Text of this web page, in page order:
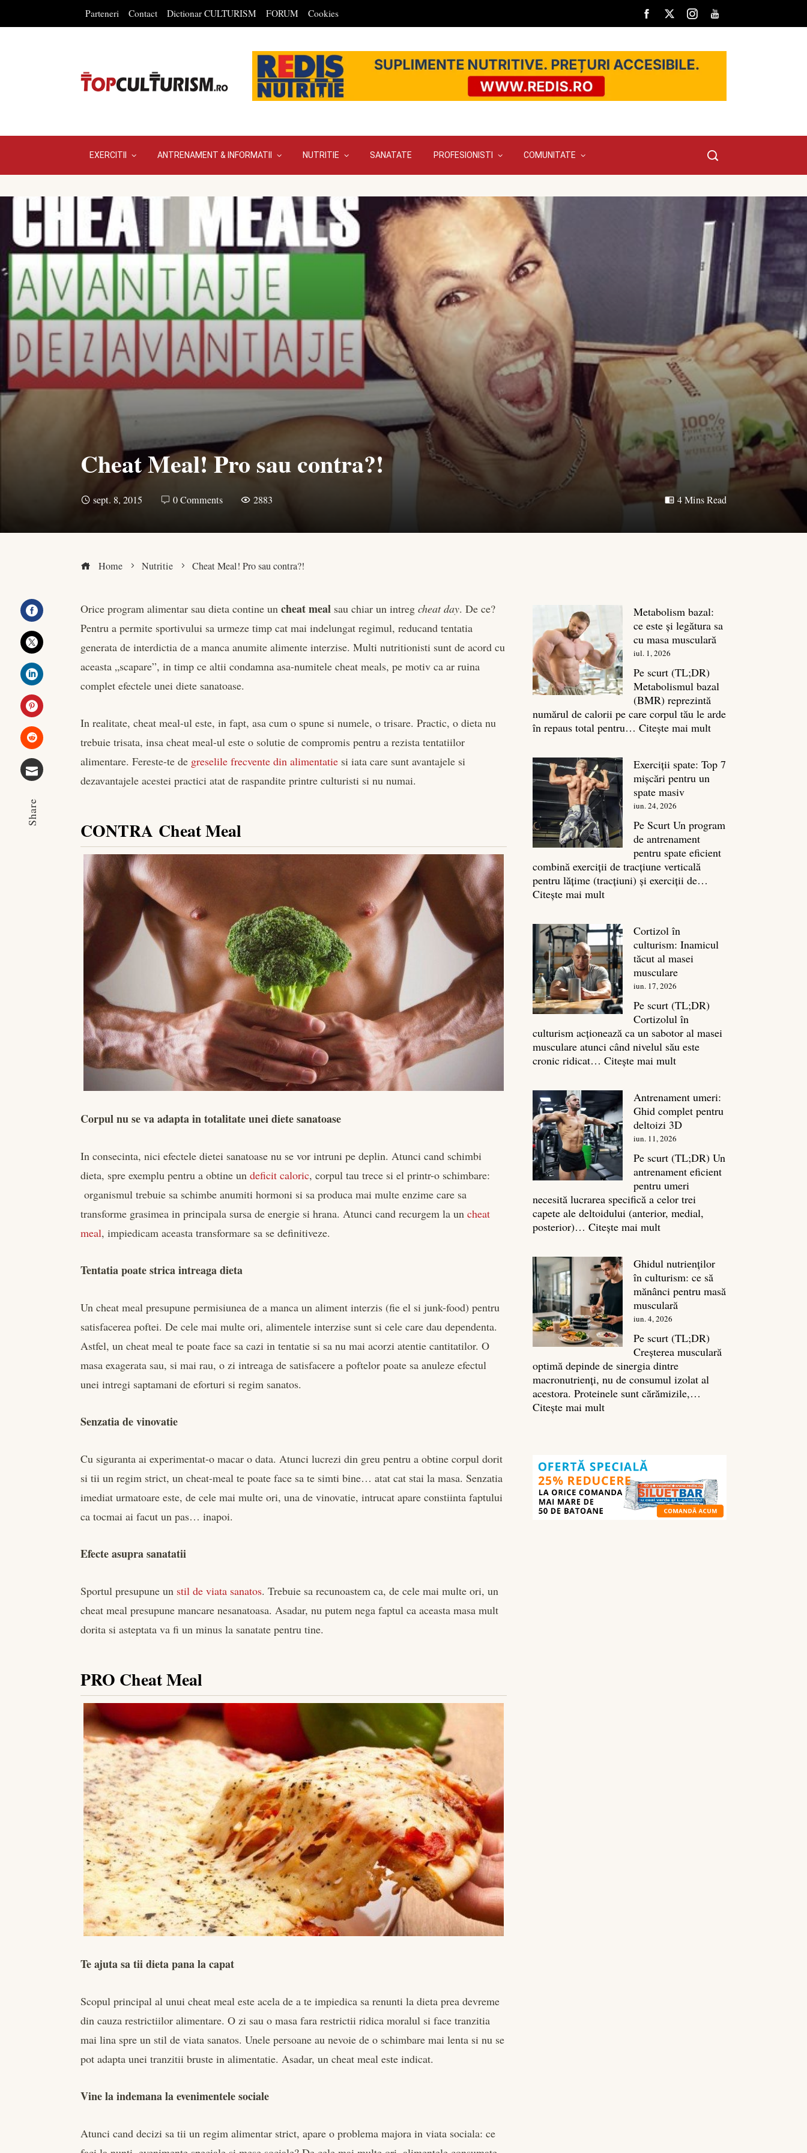
Parteneri Contact Dictionar CULTURISM FORUM Cookies
EXERCITII ANTRENAMENT & INFORMATII NUTRITIE SANATATE PROFESIONISTI COMUNITATE
Cheat Meal! Pro sau contra?!
sept. 8, 2015 0 Comments 2883 4 Mins Read
Home Nutritie Cheat Meal! Pro sau contra?!
Facebook
Twitter
LinkedIn
Pinterest
Stumbleupon
Share
Orice program alimentar sau dieta contine uncheat meal sau chiar un intregcheat day. De ce?
Pentru a permite sportivului sa urmeze timp cat mai indelungat regimul, reducand tentatia
generata de interdictia de a manca anumite alimente interzise. Multi nutritionisti sunt de acord cu
aceasta „scapare”, in timp ce altii condamna asa-numitele cheat meals, pe motiv ca ar ruina
complet efectele unei diete sanatoase.
In realitate, cheat meal-ul este, in fapt, asa cum o spune si numele, o trisare. Practic, o dieta nu
trebuie trisata, insa cheat meal-ul este o solutie de compromis pentru a rezista tentatiilor
alimentare. Fereste-te de greselile frecvente din alimentatie si iata care sunt avantajele si
dezavantajele acestei practici atat de raspandite printre culturisti si nu numai.
CONTRA Cheat Meal
Corpul nu se va adapta in totalitate unei diete sanatoase
In consecinta, nici efectele dietei sanatoase nu se vor intruni pe deplin. Atunci cand schimbi
dieta, spre exemplu pentru a obtine undeficit caloric, corpul tau trece si el printr-o schimbare:
organismul trebuie sa schimbe anumiti hormoni si sa produca mai multe enzime care sa
transforme grasimea in principala sursa de energie si hrana. Atunci cand recurgem la uncheat
meal, impiedicam aceasta transformare sa se definitiveze.
Tentatia poate strica intreaga dieta
Un cheat meal presupune permisiunea de a manca un aliment interzis (fie el si junk-food) pentru
satisfacerea poftei. De cele mai multe ori, alimentele interzise sunt si cele care dau dependenta.
Astfel, un cheat meal te poate face sa cazi in tentatie si sa nu mai acorzi atentie cantitatilor. O
masa exagerata sau, si mai rau, o zi intreaga de satisfacere a poftelor poate sa anuleze efectul
unei intregi saptamani de eforturi si regim sanatos.
Senzatia de vinovatie
Cu siguranta ai experimentat-o macar o data. Atunci lucrezi din greu pentru a obtine corpul dorit
si tii un regim strict, un cheat-meal te poate face sa te simti bine… atat cat stai la masa. Senzatia
imediat urmatoare este, de cele mai multe ori, una de vinovatie, intrucat apare constiinta faptului
ca tocmai ai facut un pas… inapoi.
Efecte asupra sanatatii
Sportul presupune un stil de viata sanatos. Trebuie sa recunoastem ca, de cele mai multe ori, un
cheat meal presupune mancare nesanatoasa. Asadar, nu putem nega faptul ca aceasta masa mult
dorita si asteptata va fi un minus la sanatate pentru tine.
PRO Cheat Meal
Te ajuta sa tii dieta pana la capat
Scopul principal al unui cheat meal este acela de a te impiedica sa renunti la dieta prea devreme
din cauza restrictiilor alimentare. O zi sau o masa fara restrictii ridica moralul si face tranzitia
mai lina spre un stil de viata sanatos. Unele persoane au nevoie de o schimbare mai lenta si nu se
pot adapta unei tranzitii bruste in alimentatie. Asadar, un cheat meal este indicat.
Vine la indemana la evenimentele sociale
Atunci cand decizi sa tii un regim alimentar strict, apare o problema majora in viata sociala: ce
Metabolism bazal:
ce este și legătura sa
cu masa musculară
iul. 1, 2026
Pe scurt (TL;DR)
Metabolismul bazal
(BMR) reprezintă
numărul de calorii pe care corpul tău le arde
în repaus total pentru…Citește mai mult:
ce
sa
masa
Exerciții spate: Top 7
mișcări pentru un
spate masiv
iun. 24, 2026
Pe Scurt Un program
de antrenament
pentru spate eficient
combină exerciții de tracțiune verticală
pentru lățime (tracțiuni) și exerciții de…
Citește mai mult:
spate:
Top
7
mișcări
pentru
un
spate
masiv
Cortizol în
culturism: Inamicul
tăcut al masei
musculare
iun. 17, 2026
Pe scurt (TL;DR)
Cortizolul în
culturism acționează ca un sabotor al masei
musculare atunci când nivelul său este
cronic ridicat…Citește mai mult:
culturism:
Inamicul
tăcut
al
masei
musculare
Antrenament umeri:
Ghid complet pentru
deltoizi 3D
iun. 11, 2026
Pe scurt (TL;DR) Un
antrenament eficient
pentru umeri
necesită lucrarea specifică a celor trei
capete ale deltoidului (anterior, medial,
posterior)…Citește mai mult:
Ghid
complet
pentru
deltoizi
3D
Ghidul nutrienților
în culturism: ce să
mănânci pentru masă
musculară
iun. 4, 2026
Pe scurt (TL;DR)
Creșterea musculară
optimă depinde de sinergia dintre
macronutrienți, nu de consumul izolat al
acestora. Proteinele sunt cărămizile,…
Citește mai mult:
culturism:
ce
să
mănânci